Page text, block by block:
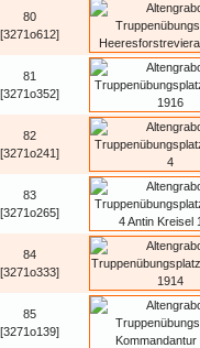
80
[3271o612]
81
[3271o352]
82
[3271o241]
83
[3271o265]
84
[3271o333]
85
[3271o139]